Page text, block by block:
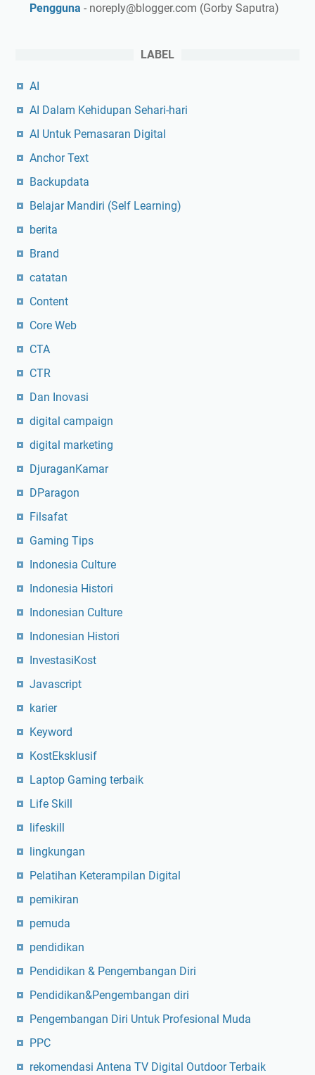
Pengguna - noreply@blogger.com (Gorby Saputra)
LABEL
AI
AI Dalam Kehidupan Sehari-hari
AI Untuk Pemasaran Digital
Anchor Text
Backupdata
Belajar Mandiri (Self Learning)
berita
Brand
catatan
Content
Core Web
CTA
CTR
Dan Inovasi
digital campaign
digital marketing
DjuraganKamar
DParagon
Filsafat
Gaming Tips
Indonesia Culture
Indonesia Histori
Indonesian Culture
Indonesian Histori
InvestasiKost
Javascript
karier
Keyword
KostEksklusif
Laptop Gaming terbaik
Life Skill
lifeskill
lingkungan
Pelatihan Keterampilan Digital
pemikiran
pemuda
pendidikan
Pendidikan & Pengembangan Diri
Pendidikan&Pengembangan diri
Pengembangan Diri Untuk Profesional Muda
PPC
rekomendasi Antena TV Digital Outdoor Terbaik